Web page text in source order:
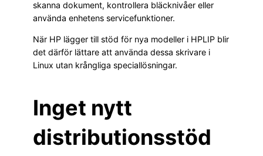
skanna dokument, kontrollera bläcknivåer eller
använda enhetens servicefunktioner.
När HP lägger till stöd för nya modeller i HPLIP blir
det därför lättare att använda dessa skrivare i
Linux utan krångliga speciallösningar.
Inget nytt
distributionsstöd